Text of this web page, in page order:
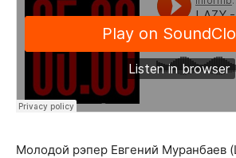
Молодой рэпер Евгений Муранбаев